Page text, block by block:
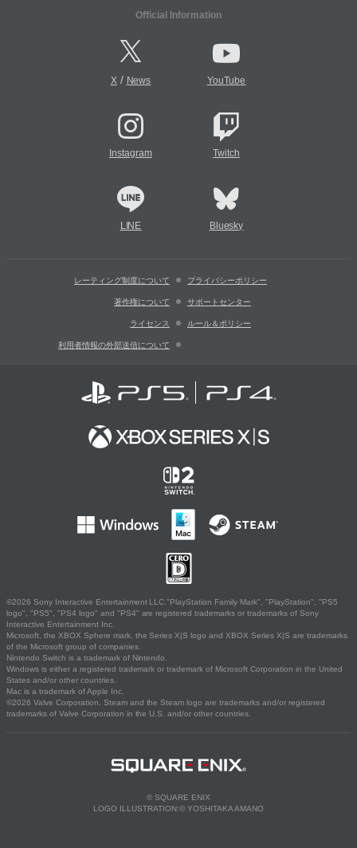
Official Information
X/ News YouTube
Instagram Twitch
LINE Bluesky
レーティング制度について プライバシーポリシー
著作権について サポートセンター
ライセンス ルール＆ポリシー
利用者情報の外部送信について
©2026 Sony Interactive Entertainment LLC."PlayStation Family Mark", "PlayStation", "PS5
logo", "PS5", "PS4 logo" and "PS4" are registered trademarks or trademarks of Sony
Interactive Entertainment Inc.
Microsoft, the XBOX Sphere mark, the Series X|S logo and XBOX Series X|S are trademarks
of the Microsoft group of companies.
Nintendo Switch is a trademark of Nintendo.
Windows is either a registered trademark or trademark of Microsoft Corporation in the United
States and/or other countries.
Mac is a trademark of Apple Inc.
©2026 Valve Corporation. Steam and the Steam logo are trademarks and/or registered
trademarks of Valve Corporation in the U.S. and/or other countries.
© SQUARE ENIX
LOGO ILLUSTRATION:© YOSHITAKA AMANO